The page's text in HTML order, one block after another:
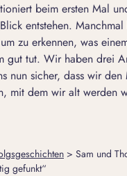
beim ersten Mal
entstehen.
zu erkennen, was
gut tut. Wir haben drei
nun sicher, dass wir den
mit dem wir alt werden
> Sam und
gefunkt“